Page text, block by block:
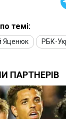
темі:
Яценюк РБК-